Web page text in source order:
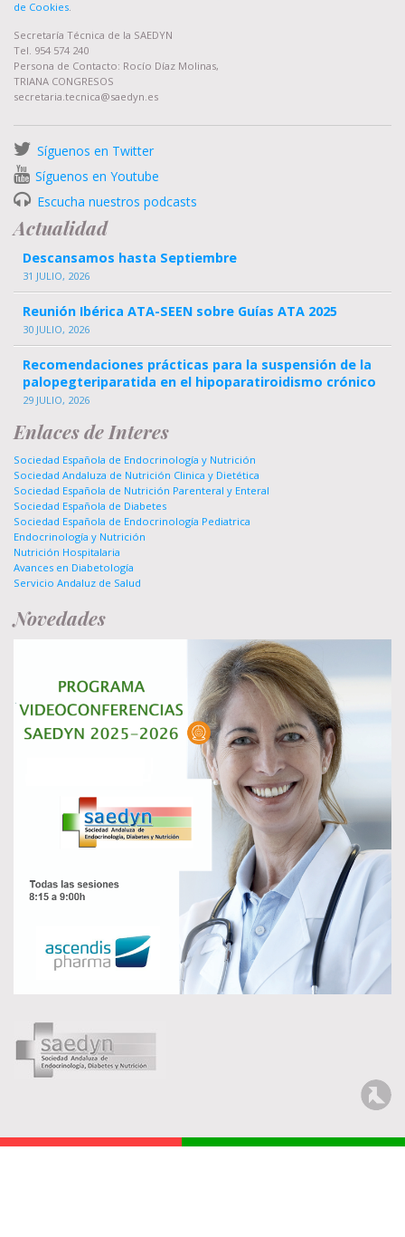
de Cookies.
Secretaría Técnica de la SAEDYN
Tel. 954 574 240
Persona de Contacto: Rocío Díaz Molinas,
TRIANA CONGRESOS
secretaria.tecnica@saedyn.es
Síguenos en Twitter
Síguenos en Youtube
Escucha nuestros podcasts
Actualidad
Descansamos hasta Septiembre
31 JULIO, 2026
Reunión Ibérica ATA-SEEN sobre Guías ATA 2025
30 JULIO, 2026
Recomendaciones prácticas para la suspensión de la
palopegteriparatida en el hipoparatiroidismo crónico
29 JULIO, 2026
Enlaces de Interes
Sociedad Española de Endocrinología y Nutrición
Sociedad Andaluza de Nutrición Clinica y Dietética
Sociedad Española de Nutrición Parenteral y Enteral
Sociedad Española de Diabetes
Sociedad Española de Endocrinología Pediatrica
Endocrinología y Nutrición
Nutrición Hospitalaria
Avances en Diabetología
Servicio Andaluz de Salud
Novedades